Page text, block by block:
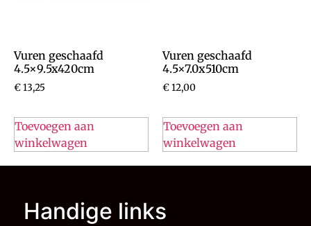
Vuren geschaafd
4.5×9.5x420cm
€13,25
Toevoegen aan
winkelwagen
Vuren geschaafd
4.5×7.0x510cm
€12,00
Toevoegen aan
winkelwagen
Handige links